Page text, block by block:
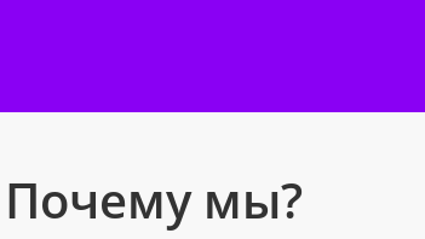
Почему мы?